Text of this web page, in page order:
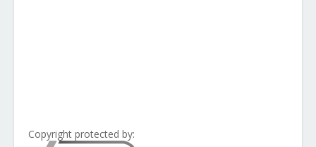
Copyright protected by: